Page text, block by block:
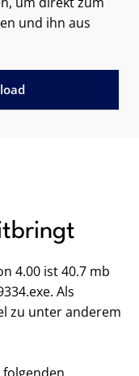
und ihn aus
4.00 ist 40.7 mb
Als
zu unter anderem